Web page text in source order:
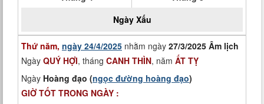
Ngày Xấu
Thứ năm, ngày 24/4/2025 nhằm ngày 27/3/2025 Âm lịch
Ngày QUÝ HỢI, tháng CANH THÌN, năm ẤT TỴ
Ngày Hoàng đạo (ngọc đường hoàng đạo)
GIỜ TỐT TRONG NGÀY :